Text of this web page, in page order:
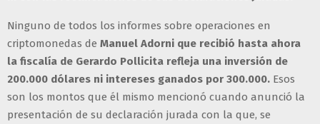
Ninguno de todos los informes sobre operaciones en
criptomonedas de Manuel Adorni que recibió hasta ahora
la fiscalía de Gerardo Pollicita refleja una inversión de
200.000 dólares ni intereses ganados por 300.000. Esos
son los montos que él mismo mencionó cuando anunció la
presentación de su declaración jurada con la que, se